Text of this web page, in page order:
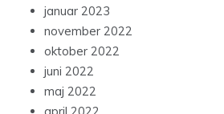
januar 2023
november 2022
oktober 2022
juni 2022
maj 2022